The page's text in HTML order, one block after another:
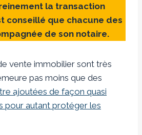
la transaction
conseillé que chacune des
de son notaire.
vente immobilier sont très
pas moins que des
ajoutées de façon quasi
pour autant protéger les